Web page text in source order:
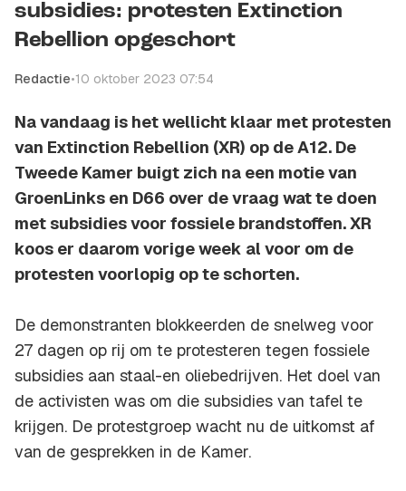
subsidies: protesten Extinction
Rebellion opgeschort
Redactie•10 oktober 2023 07:54
Na vandaag is het wellicht klaar met protesten
van Extinction Rebellion (XR) op de A12. De
Tweede Kamer buigt zich na een motie van
GroenLinks en D66 over de vraag wat te doen
met subsidies voor fossiele brandstoffen. XR
koos er daarom vorige week al voor om de
protesten voorlopig op te schorten.
De demonstranten blokkeerden de snelweg voor
27 dagen op rij om te protesteren tegen fossiele
subsidies aan staal-en oliebedrijven. Het doel van
de activisten was om die subsidies van tafel te
krijgen. De protestgroep wacht nu de uitkomst af
van de gesprekken in de Kamer.